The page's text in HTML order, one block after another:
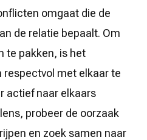
omgaat die de
de relatie bepaalt. Om
te pakken, is het
respectvol met elkaar te
actief naar elkaars
probeer de oorzaak
en zoek samen naar